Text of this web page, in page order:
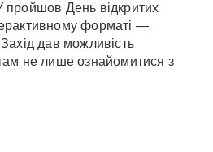
День відкритих
форматі —
дав можливість
не лише ознайомитися з